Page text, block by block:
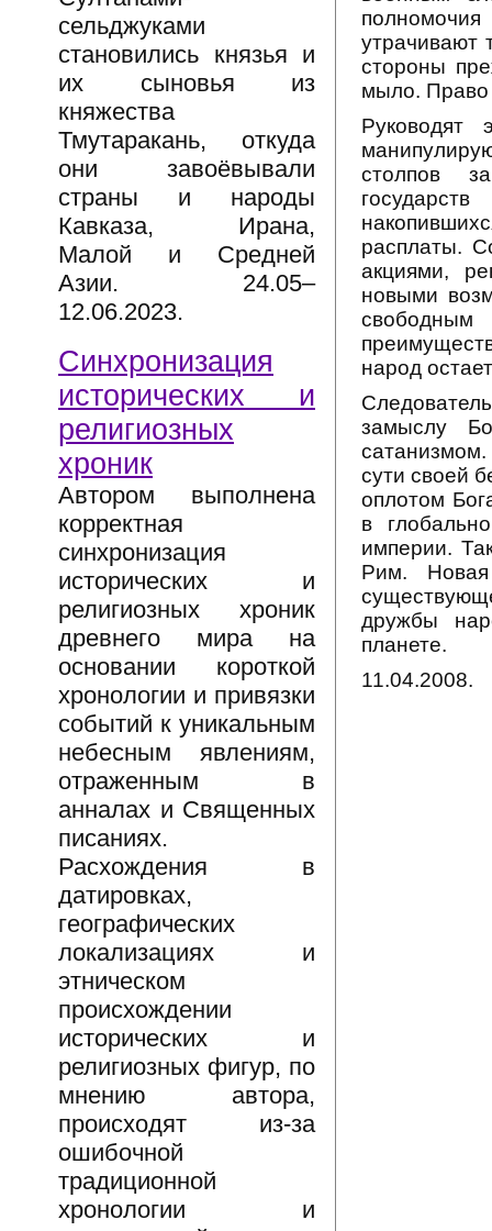
сельджуками
становились князья и
их сыновья из
княжества
Тмутаракань, откуда
они завоёвывали
страны и народы
Кавказа, Ирана,
Малой и Средней
Азии. 24.05–
12.06.2023.
Синхронизация
исторических и
религиозных
хроник
Автором выполнена
корректная
синхронизация
исторических и
религиозных хроник
древнего мира на
основании короткой
хронологии и привязки
событий к уникальным
небесным явлениям,
отраженным в
анналах и Священных
писаниях.
Расхождения в
датировках,
географических
локализациях и
этническом
происхождении
исторических и
религиозных фигур, по
мнению автора,
происходят из-за
ошибочной
традиционной
хронологии и
утрачивают
стороны
мыло. Право
столпов
расплаты.
акциями,
новыми
свободным
народ
замыслу
сути своей
оплотом
в
империи.
Рим.
дружбы
планете.
11.04.2008.